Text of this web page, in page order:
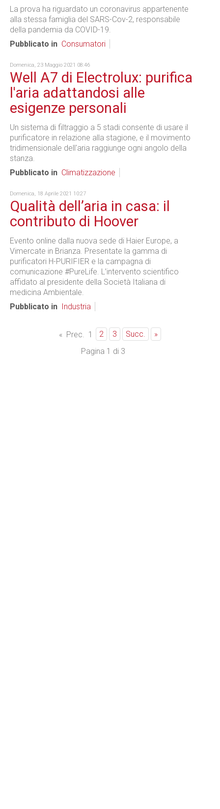
La prova ha riguardato un coronavirus appartenente
alla stessa famiglia del SARS-Cov-2, responsabile
della pandemia da COVID-19.
Pubblicato in Consumatori
Domenica, 23 Maggio 2021 08:46
Well A7 di Electrolux: purifica
l'aria adattandosi alle
esigenze personali
Un sistema di filtraggio a 5 stadi consente di usare il
purificatore in relazione alla stagione, e il movimento
tridimensionale dell'aria raggiunge ogni angolo della
stanza.
Pubblicato in Climatizzazione
Domenica, 18 Aprile 2021 10:27
Qualità dell’aria in casa: il
contributo di Hoover
Evento online dalla nuova sede di Haier Europe, a
Vimercate in Brianza. Presentate la gamma di
purificatori H-PURIFIER e la campagna di
comunicazione #PureLife. L’intervento scientifico
affidato al presidente della Società Italiana di
medicina Ambientale.
Pubblicato in
Industria
« Prec. 1 2 3 Succ.
»
Pagina 1 di 3